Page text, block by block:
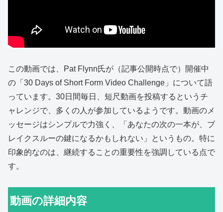
この動画では、Pat Flynn氏が（記事公開時点で）開催中
の「30 Days of Short Form Video Challenge」について語
っています。30日間毎日、短尺動画を投稿するというチ
ャレンジで、多くの人が参加しているようです。動画のメ
ッセージはシンプルで力強く、「あなたの次の一本が、ブ
レイクスルーの鍵になるかもしれない」というもの。特に
印象的なのは、継続することの重要性を強調している点で
す。
動画の詳細内容